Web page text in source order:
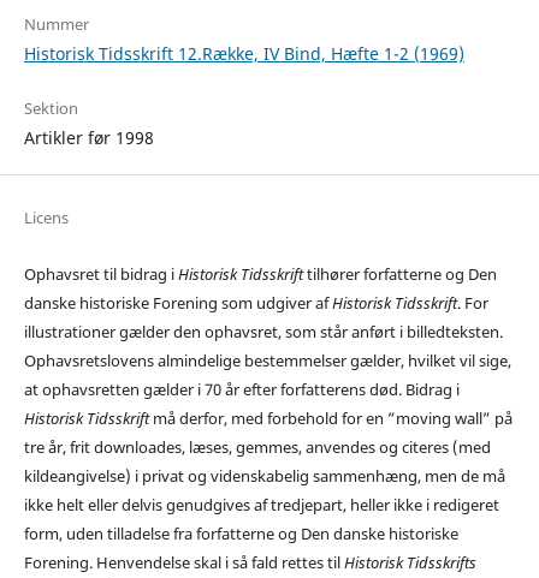
Nummer
Historisk Tidsskrift 12.Række, IV Bind, Hæfte 1-2 (1969)
Sektion
Artikler før 1998
Licens
Ophavsret til bidrag iHistorisk Tidsskrifttilhører forfatterne og Den
danske historiske Forening som udgiver afHistorisk Tidsskrift. For
illustrationer gælder den ophavsret, som står anført i billedteksten.
Ophavsretslovens almindelige bestemmelser gælder, hvilket vil sige,
at ophavsretten gælder i 70 år efter forfatterens død. Bidrag i
Historisk Tidsskriftmå derfor, med forbehold for en ”moving wall” på
tre år, frit downloades, læses, gemmes, anvendes og citeres (med
kildeangivelse) i privat og videnskabelig sammenhæng, men de må
ikke helt eller delvis genudgives af tredjepart, heller ikke i redigeret
form, uden tilladelse fra forfatterne og Den danske historiske
Forening. Henvendelse skal i så fald rettes tilHistorisk Tidsskrifts